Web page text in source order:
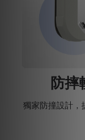
防摔
獨家防撞設計，